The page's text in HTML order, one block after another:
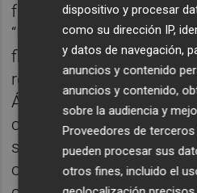
fabricación natural y
“En el mundo de la
firmas con productos de
reconocido prestigio,
Ándalus buscábamos
cumplieran con nuestra
sostenibilidad, natural y
obligó a desarrollar
dispositivo y procesar
como su dirección IP,
y datos de navegación,
anuncios y contenido
anuncios y contenido,
sobre la audiencia y
Proveedores de terceros
pueden procesar sus
otros fines, incluido el